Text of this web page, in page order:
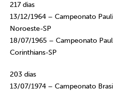
217 dias
13/12/1964 – Campeonato
Noroeste-SP
18/07/1965 – Campeonato
Corinthians-SP
203 dias
13/07/1974 – Campeonato